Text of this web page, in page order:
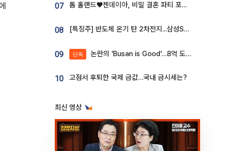
07 톰 홀랜드♥젠데이아, 비밀 결혼 파티 포착⋯호텔 대관비만 9억
08 [특징주] 반도체 온기 탄 2차전지...삼성SDI, 장 초반 7% 넘게 껑충
09 단독 논란의 'Busan is Good'…8억 도시브랜드, 용산 대통령실 CI 업체가 수행
10 고점서 후퇴한 국제 금값…국내 금시세는?
최신 영상